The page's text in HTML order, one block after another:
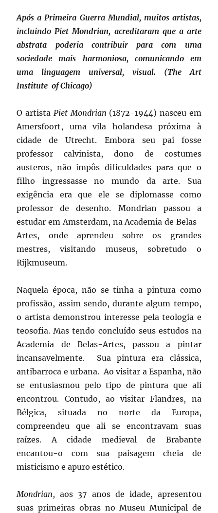
Após a Primeira Guerra Mundial, muitos artistas,
incluindo Piet Mondrian, acreditaram que a arte
abstrata poderia contribuir para com uma
sociedade mais harmoniosa, comunicando em
uma linguagem universal, visual. (The Art
Institute of Chicago)
O artista Piet Mondrian (1872-1944) nasceu em
Amersfoort, uma vila holandesa próxima à
cidade de Utrecht. Embora seu pai fosse
professor calvinista, dono de costumes
austeros, não impôs dificuldades para que o
filho ingressasse no mundo da arte. Sua
exigência era que ele se diplomasse como
professor de desenho. Mondrian passou a
estudar em Amsterdam, na Academia de Belas-
Artes, onde aprendeu sobre os grandes
mestres, visitando museus, sobretudo o
Rijkmuseum.
Naquela época, não se tinha a pintura como
profissão, assim sendo, durante algum tempo,
o artista demonstrou interesse pela teologia e
teosofia. Mas tendo concluído seus estudos na
Academia de Belas-Artes, passou a pintar
incansavelmente. Sua pintura era clássica,
antibarroca e urbana. Ao visitar a Espanha, não
se entusiasmou pelo tipo de pintura que ali
encontrou. Contudo, ao visitar Flandres, na
Bélgica, situada no norte da Europa,
compreendeu que ali se encontravam suas
raízes. A cidade medieval de Brabante
encantou-o com sua paisagem cheia de
misticismo e apuro estético.
Mondrian, aos 37 anos de idade, apresentou
suas primeiras obras no Museu Municipal de